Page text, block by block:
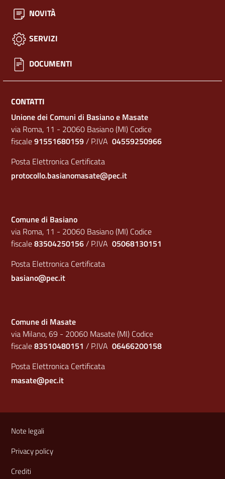
NOVITÀ
SERVIZI
DOCUMENTI
CONTATTI
Unione dei Comuni di Basiano e Masate
via Roma, 11 - 20060 Basiano (MI) Codice
fiscale91551680159/ P.IVA 04559250966
Posta Elettronica Certificata
protocollo.basianomasate@pec.it
Comune di Basiano
via Roma, 11 - 20060 Basiano (MI) Codice
fiscale83504250156/ P.IVA 05068130151
Posta Elettronica Certificata
basiano@pec.it
Comune di Masate
via Milano, 69 - 20060 Masate (MI) Codice
fiscale83510480151 / P.IVA 06466200158
Posta Elettronica Certificata
masate@pec.it
Sezione Link Utili
Note legali
Privacy policy
Crediti